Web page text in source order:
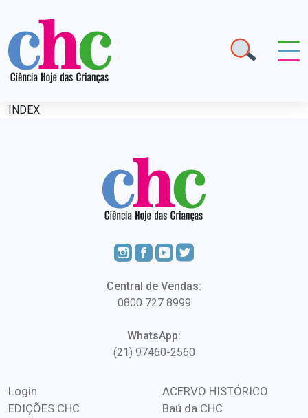
INDEX
Central de Vendas:
0800 727 8999
WhatsApp:
(21) 97460-2560
Login
EDIÇÕES CHC
ACERVO HISTÓRICO
Baú da CHC